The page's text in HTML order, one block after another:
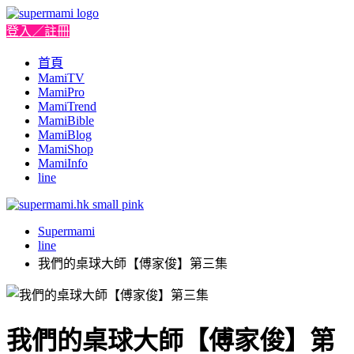
登入／註冊
首頁
MamiTV
MamiPro
MamiTrend
MamiBible
MamiBlog
MamiShop
MamiInfo
line
Supermami
line
我們的桌球大師【傅家俊】第三集
我們的桌球大師【傅家俊】第